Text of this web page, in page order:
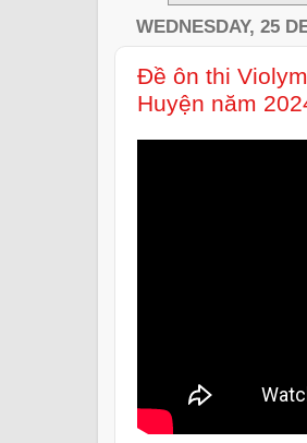
WEDNESDAY, 25
Đề ôn thi
Huyện năm